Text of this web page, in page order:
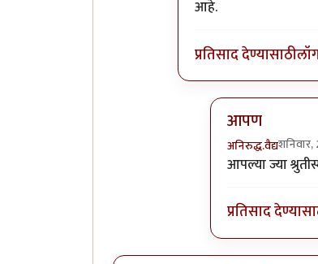
आहे.
प्रतिसाद देण्यासाठी
आपण
अनिरुद्ध.वैद्य
In reply to
आपल्या ज्या
प्रतिसाद